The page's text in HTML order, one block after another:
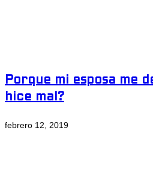
Porque mi esposa me
hice mal?
febrero 12, 2019